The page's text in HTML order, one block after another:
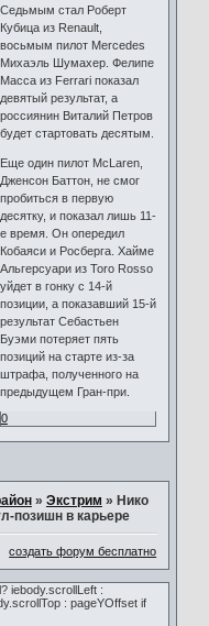
Седьмым стал Роберт
Кубица из Renault,
восьмым пилот Mercedes
Михаэль Шумахер. Фелипе
Масса из Ferrari показал
девятый результат, а
россиянин Виталий Петров
будет стартовать десятым.
Еще один пилот McLaren,
Дженсон Баттон, не смог
пробиться в первую
десятку, и показал лишь 11-
е время. Он опередил
Кобаяси и Росберга. Хайме
Альгерсуари из Toro Rosso
уйдет в гонку с 14-й
позиции, а показавший 15-й
результат Себастьен
Буэми потеряет пять
позиций на старте из-за
штрафа, полученного на
предыдущем Гран-при.
0
» Экстрим » Нико
позишн в карьере
создать форум бесплатно
iebody.scrollLeft :
: pageYOffset if